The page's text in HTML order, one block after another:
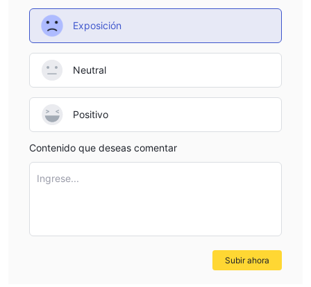
Exposición
Neutral
Positivo
Contenido que deseas comentar
Ingrese...
Subir ahora